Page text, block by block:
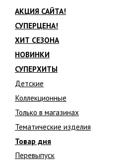
АКЦИЯ САЙТА!
СУПЕРЦЕНА!
ХИТ СЕЗОНА
НОВИНКИ
СУПЕРХИТЫ
Детские
Коллекционные
Только в магазинах
Тематические изделия
Товар дня
Перевыпуск